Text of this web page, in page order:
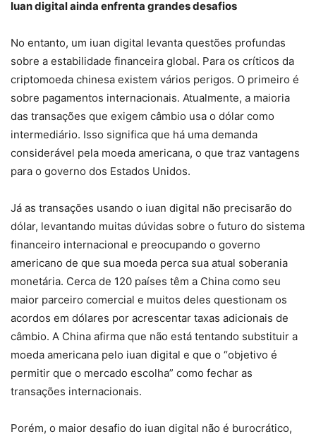
Iuan digital ainda enfrenta grandes desafios
No entanto, um iuan digital levanta questões profundas
sobre a estabilidade financeira global. Para os críticos da
criptomoeda chinesa existem vários perigos. O primeiro é
sobre pagamentos internacionais. Atualmente, a maioria
das transações que exigem câmbio usa o dólar como
intermediário. Isso significa que há uma demanda
considerável pela moeda americana, o que traz vantagens
para o governo dos Estados Unidos.
Já as transações usando o iuan digital não precisarão do
dólar, levantando muitas dúvidas sobre o futuro do sistema
financeiro internacional e preocupando o governo
americano de que sua moeda perca sua atual soberania
monetária. Cerca de 120 países têm a China como seu
maior parceiro comercial e muitos deles questionam os
acordos em dólares por acrescentar taxas adicionais de
câmbio. A China afirma que não está tentando substituir a
moeda americana pelo iuan digital e que o “objetivo é
permitir que o mercado escolha” como fechar as
transações internacionais.
Porém, o maior desafio do iuan digital não é burocrático,